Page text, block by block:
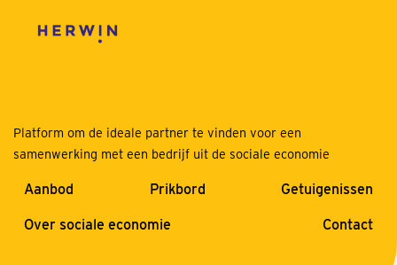
Platform om de ideale partner te vinden voor een
samenwerking met een bedrijf uit de sociale economie
Aanbod Prikbord Getuigenissen
Over sociale economie Contact